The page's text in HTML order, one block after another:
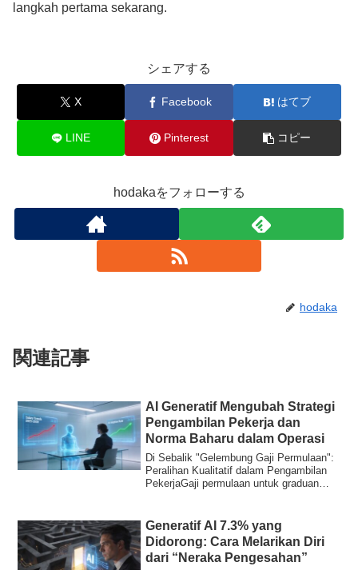
langkah pertama sekarang.
シェアする
X Facebook はてブ
LINE Pinterest コピー
hodakaをフォローする
hodaka
関連記事
AI Generatif Mengubah Strategi
Pengambilan Pekerja dan
Norma Baharu dalam Operasi
Di Sebalik "Gelembung Gaji Permulaan":
Peralihan Kualitatif dalam Pengambilan
PekerjaGaji permulaan untuk graduan
Generatif AI 7.3% yang
Didorong: Cara Melarikan Diri
dari “Neraka Pengesahan”